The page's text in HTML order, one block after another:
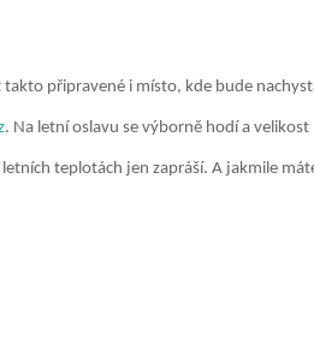
připravené i místo, kde bude
. Na letní oslavu se výborně hodí a velikost
teplotách jen zapráší. A jakmile